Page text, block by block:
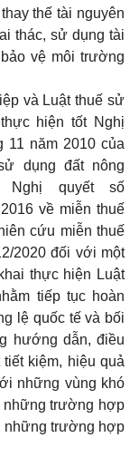
thế tài nguyên
thác, sử dụng tài
vệ môi trường
và Luật thuế sử
hiện tốt Nghị
11 năm 2010 của
dụng đất nông
Nghị quyết số
về miễn thuế
cứu miễn thuế
2020 đối với một
thực hiện Luật
tiếp tục hoàn
lệ quốc tế và bối
hướng dẫn, điều
kiệm, hiệu quả
những vùng khó
những trường hợp
những trường hợp